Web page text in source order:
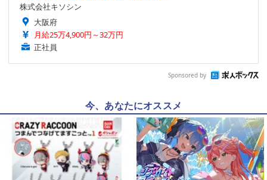
株式会社キソシン
大阪府
月給25万4,900円～32万円
正社員
Sponsored by
今、あなたにオススメ